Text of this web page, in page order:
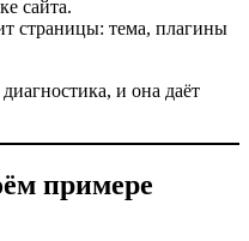
сайта.
страницы: тема, плагины
и она даёт
примере